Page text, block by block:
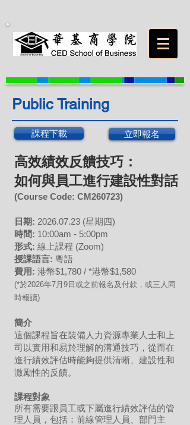
Public Training
課程下載 立即報名
高效績效反饋技巧：
如何與員工進行建設性對話
(Course Code: CM260723)
日期: 2026.07.23 (星期四)
時間: 10:00am - 5:00pm
形式: 線上課程 (Zoom)
授課語言: 粵語
費用: 港幣$1,780 / *港幣$1,580
(*於2026年7月9 日或之前報名及付款，或三人同
時報讀)
簡介
這個課程旨在裝備人力資源專業人士和上
司以實用和易於理解的溝通技巧，從而在
進行績效評估時能夠提供清晰、建設性和
激勵性的反饋。
課程對象
所有需要跟員工或下屬進行績效評估的管
理人員，包括：前線管理人員、部門主